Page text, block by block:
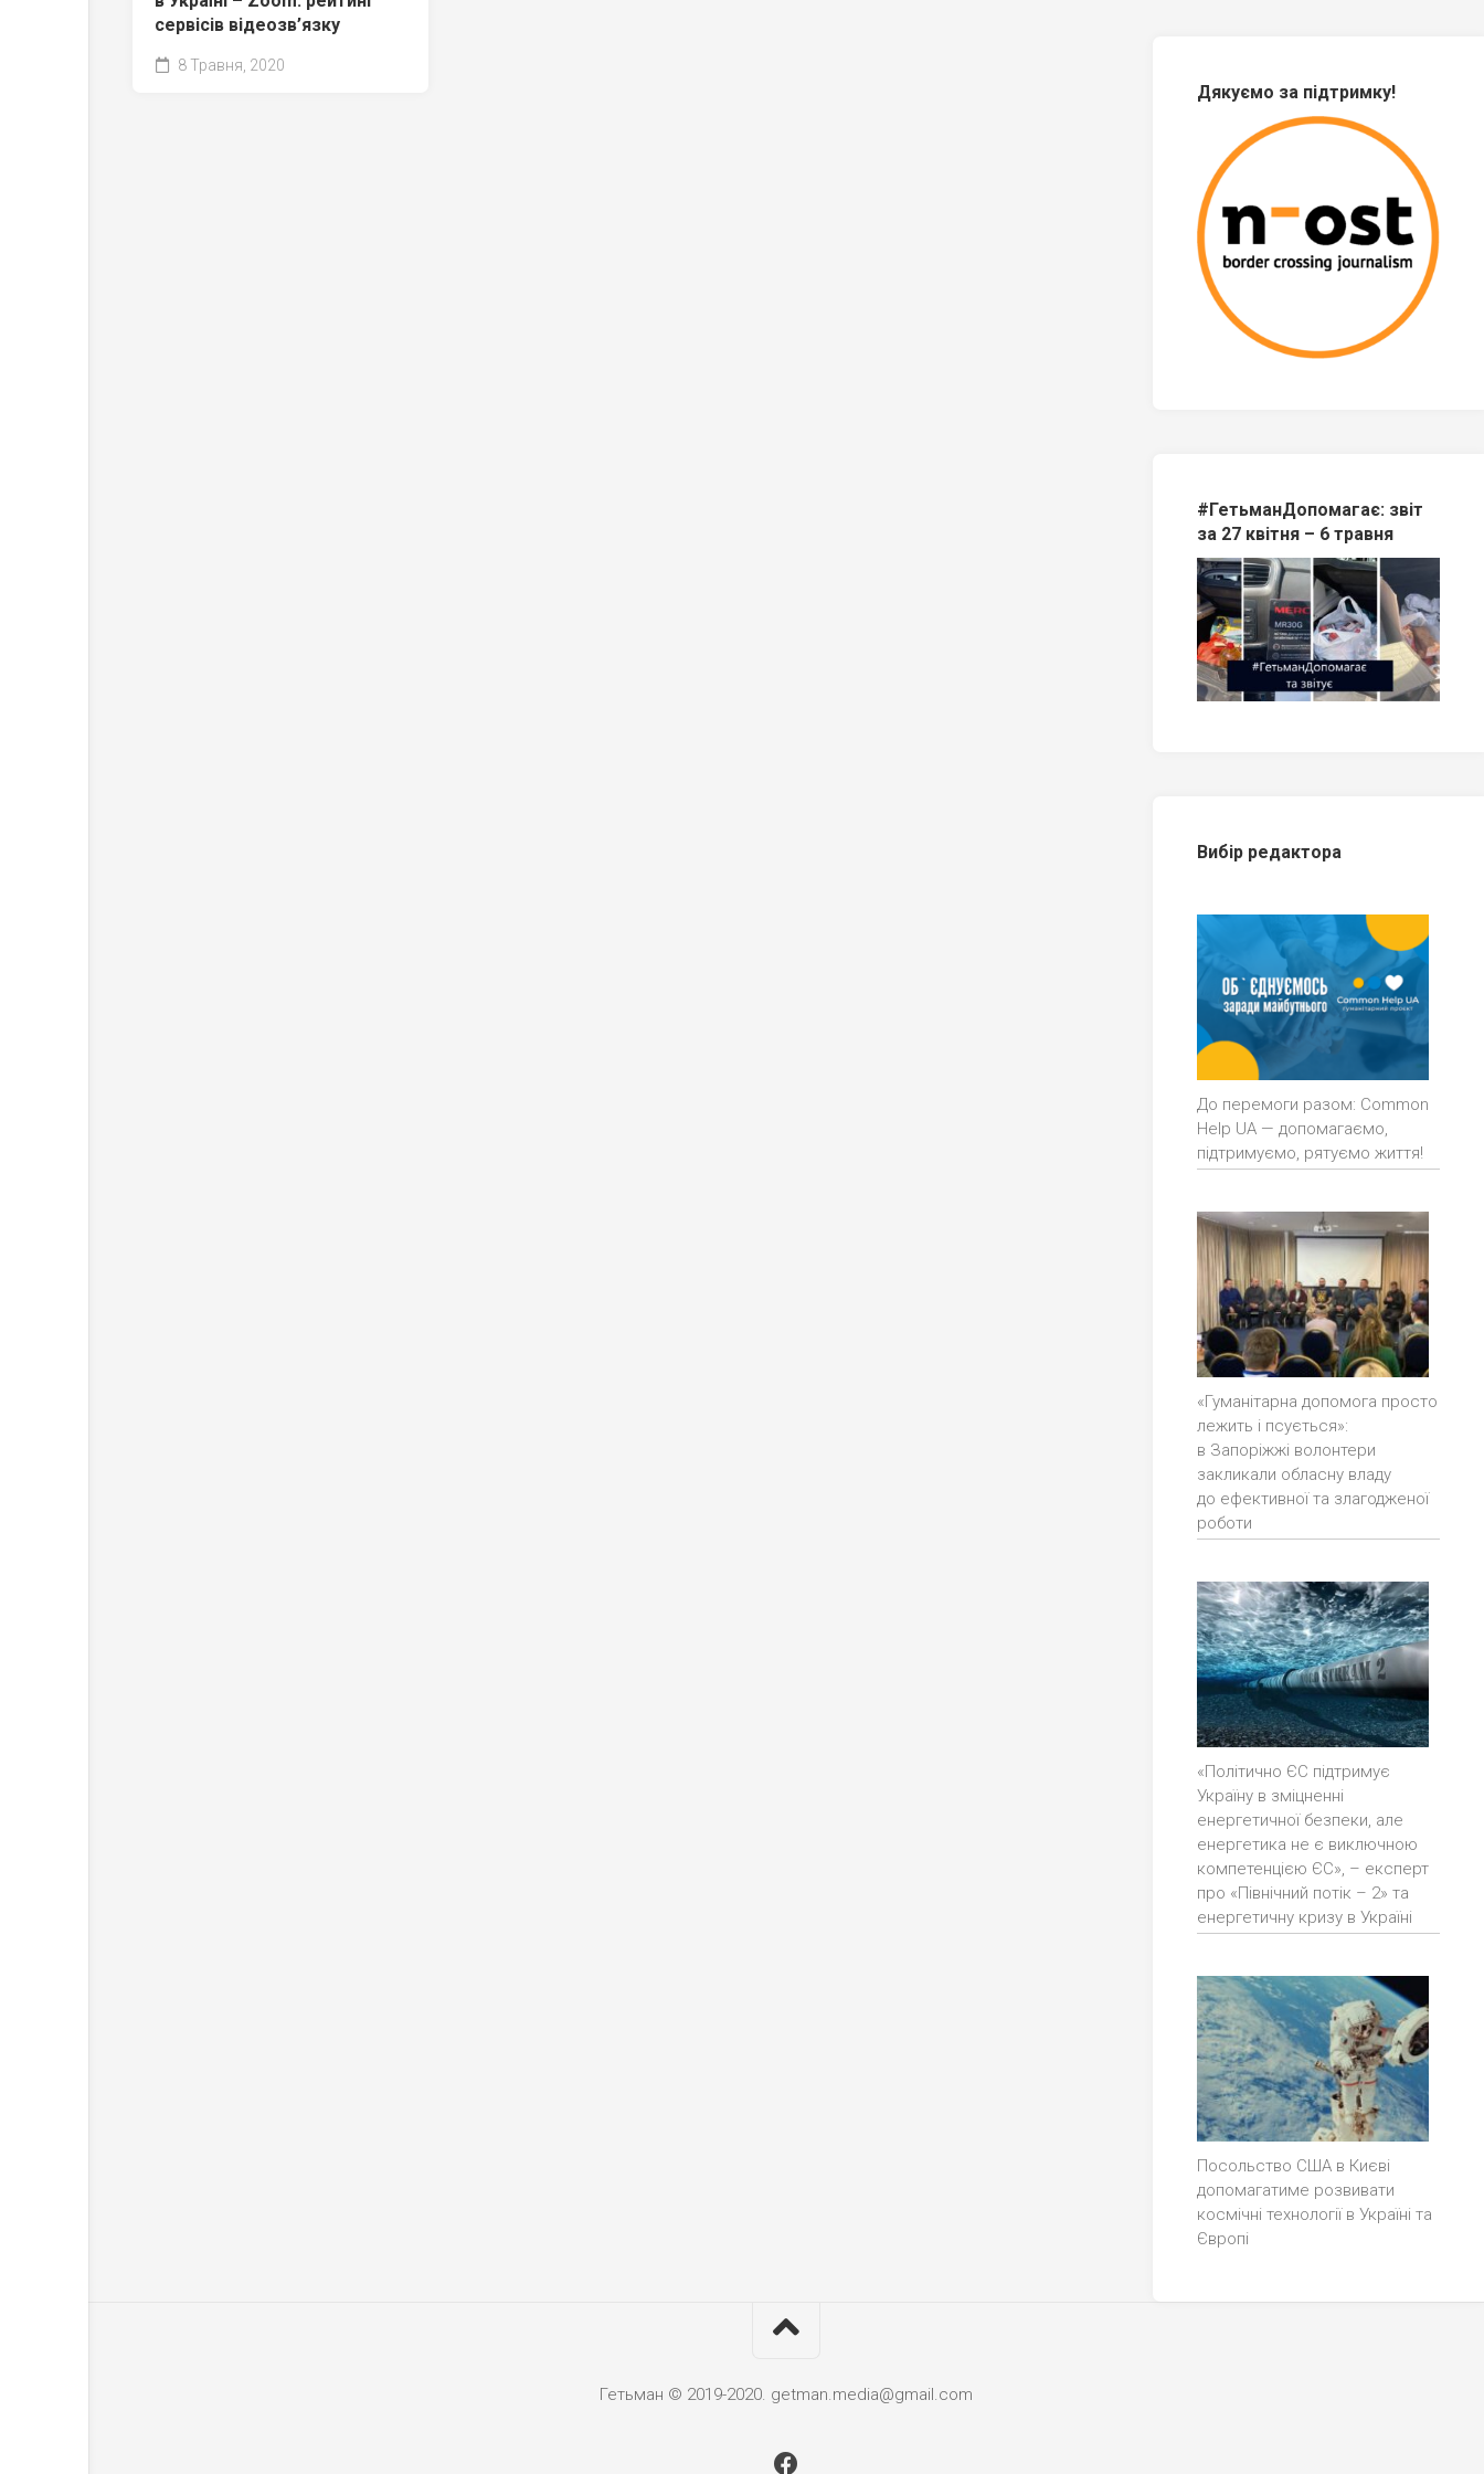
сервісів відеозв’язку
8 Травня, 2020
Дякуємо за підтримку!
#ГетьманДопомагає: звіт
за 27 квітня – 6 травня
Вибір редактора
До перемоги разом: Common
Help UA — допомагаємо,
підтримуємо, рятуємо життя!
«Гуманітарна допомога просто
лежить і псується»:
в Запоріжжі волонтери
закликали обласну владу
до ефективної та злагодженої
роботи
«Політично ЄС підтримує
Україну в зміцненні
енергетичної безпеки, але
енергетика не є виключною
компетенцією ЄС», – експерт
про «Північний потік – 2» та
енергетичну кризу в Україні
Посольство США в Києві
допомагатиме розвивати
космічні технології в Україні та
Європі
Гетьман © 2019-2020. getman.media@gmail.com